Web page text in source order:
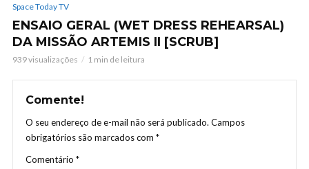
Space Today TV
ENSAIO GERAL (WET DRESS REHEARSAL)
DA MISSÃO ARTEMIS II [SCRUB]
939 visualizações 1 min de leitura
Comente!
O seu endereço de e-mail não será publicado. Campos
obrigatórios são marcados com *
Comentário *